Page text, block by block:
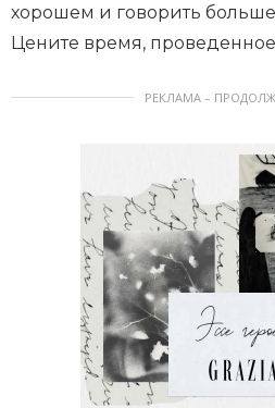
хорошем и говорить
Цените время, проведенное
РЕКЛАМА –